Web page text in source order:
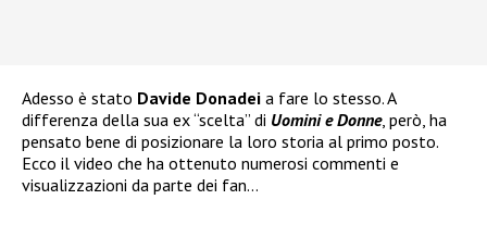
Adesso è stato Davide Donadei a fare lo stesso. A
differenza della sua ex “scelta” di Uomini e Donne, però, ha
pensato bene di posizionare la loro storia al primo posto.
Ecco il video che ha ottenuto numerosi commenti e
visualizzazioni da parte dei fan…